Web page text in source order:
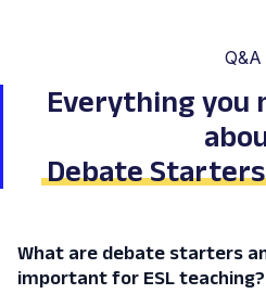
Q&A
Everything you
Debate
What are debate starters
important for ESL teaching?